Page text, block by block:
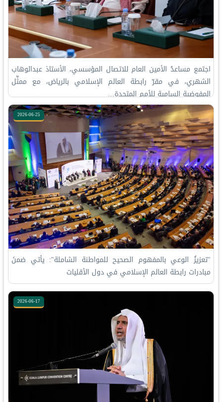
اجتمع مساعدُ الأمين العام للاتصال المؤسسي، الأستاذ عبدالوهاب
الشهري، في مقرّ ⁧‫رابطة العالم الإسلامي‬⁩ بالرياض، مع ممثِّل
المفوضية السامية للأمم المتحدة…
2026-06-25
‏"تعزيزُ الوعي بالمفهوم الصحيح للمواطنة الشاملة": ‏يأتي ضمنَ
مبادرات ⁧‫رابطة العالم الإسلامي‬⁩ في دول الأقليات
2026-06-17